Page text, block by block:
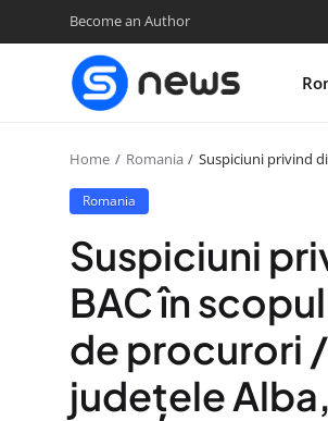
Become an Author
Home Romania Suspiciuni privind
Romania
Suspiciuni
BAC în
de procurori
judeţele